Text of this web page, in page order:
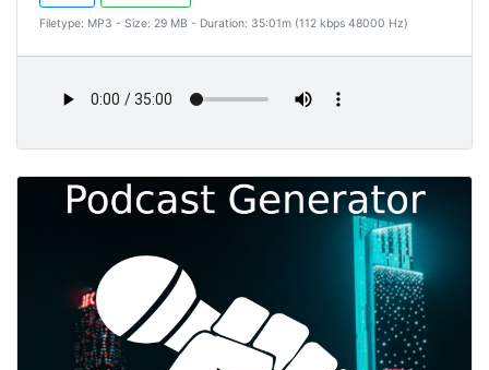
Filetype: MP3 - Size: 29 MB - Duration: 35:01m (112 kbps 48000 Hz)